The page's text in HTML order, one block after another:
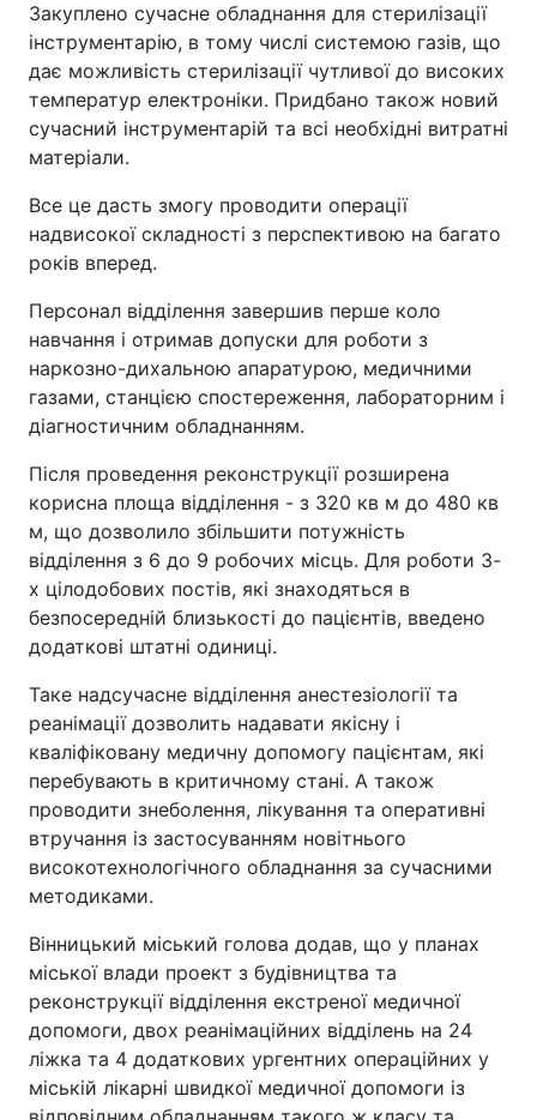
Закуплено сучасне обладнання для стерилізації
інструментарію, в тому числі системою газів, що
дає можливість стерилізації чутливої до високих
температур електроніки. Придбано також новий
сучасний інструментарій та всі необхідні витратні
матеріали.
Все це дасть змогу проводити операції
надвисокої складності з перспективою на багато
років вперед.
Персонал відділення завершив перше коло
навчання і отримав допуски для роботи з
наркозно-дихальною апаратурою, медичними
газами, станцією спостереження, лабораторним і
діагностичним обладнанням.
Після проведення реконструкції розширена
корисна площа відділення - з 320 кв м до 480 кв
м, що дозволило збільшити потужність
відділення з 6 до 9 робочих місць. Для роботи 3-
х цілодобових постів, які знаходяться в
безпосередній близькості до пацієнтів, введено
додаткові штатні одиниці.
Таке надсучасне відділення анестезіології та
реанімації дозволить надавати якісну і
кваліфіковану медичну допомогу пацієнтам, які
перебувають в критичному стані. А також
проводити знеболення, лікування та оперативні
втручання із застосуванням новітнього
високотехнологічного обладнання за сучасними
методиками.
Вінницький міський голова додав, що у планах
міської влади проект з будівництва та
реконструкції відділення екстреної медичної
допомоги, двох реанімаційних відділень на 24
ліжка та 4 додаткових ургентних операційних у
міській лікарні швидкої медичної допомоги із